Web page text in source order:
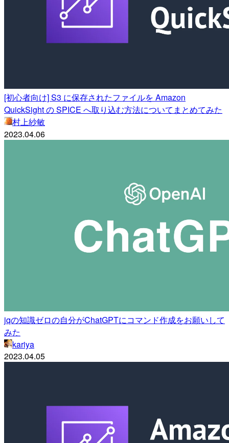
[初心者向け] S3 に保存されたファイルを Amazon
QuickSight の SPICE へ取り込む方法についてまとめてみた
村上紗敏
2023.04.06
jqの知識ゼロの自分がChatGPTにコマンド作成をお願いして
みた
kariya
2023.04.05